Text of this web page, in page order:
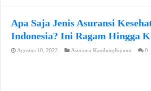
Apa Saja Jenis Asuransi
Indonesia? Ini Ragam Hingga
Agustus 10, 2022 Asuransi-KambingJoynim 0